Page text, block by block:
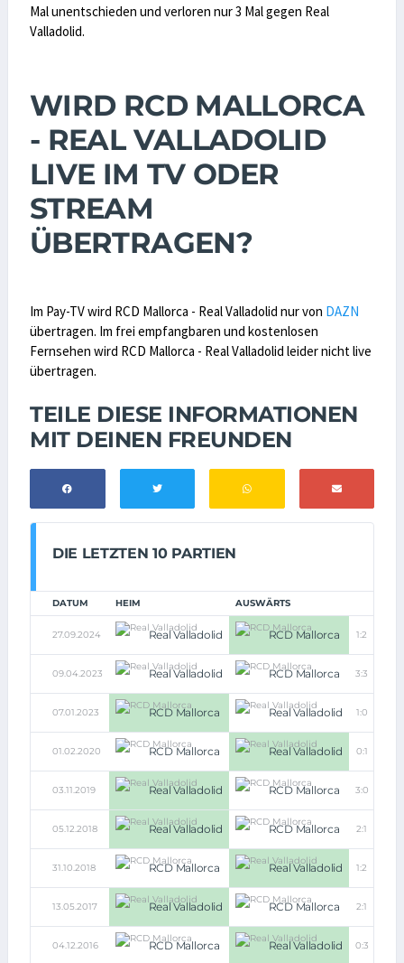
Mal unentschieden und verloren nur 3 Mal gegen Real
Valladolid.
WIRD RCD MALLORCA
- REAL VALLADOLID
LIVE IM TV ODER
STREAM
ÜBERTRAGEN?
Im Pay-TV wird RCD Mallorca - Real Valladolid nur von DAZN
übertragen. Im frei empfangbaren und kostenlosen
Fernsehen wird RCD Mallorca - Real Valladolid leider nicht live
übertragen.
TEILE DIESE INFORMATIONEN
MIT DEINEN FREUNDEN
DIE LETZTEN 10 PARTIEN
DATUM HEIM AUSWÄRTS
27.09.2024 Real Valladolid RCD Mallorca 1:2
09.04.2023 Real Valladolid RCD Mallorca 3:3
07.01.2023 RCD Mallorca Real Valladolid 1:0
01.02.2020 RCD Mallorca Real Valladolid 0:1
03.11.2019 Real Valladolid RCD Mallorca 3:0
05.12.2018 Real Valladolid RCD Mallorca 2:1
31.10.2018 RCD Mallorca Real Valladolid 1:2
13.05.2017 Real Valladolid RCD Mallorca 2:1
04.12.2016 RCD Mallorca Real Valladolid 0:3